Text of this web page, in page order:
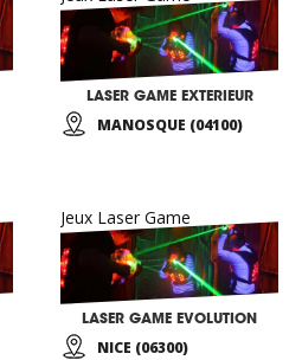
LASER GAME EXTERIEUR
MANOSQUE (04100)
Jeux Laser Game
LASER GAME EVOLUTION
NICE (06300)